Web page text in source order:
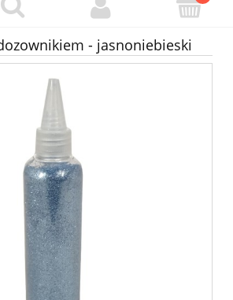
- jasnoniebieski